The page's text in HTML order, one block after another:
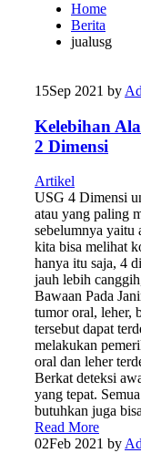
Home
Berita
jualusg
15Sep 2021 by
Kelebihan
2 Dimensi
Artikel
USG 4 Dimensi
atau yang paling
sebelumnya yaitu
kita bisa melihat
hanya itu saja, 4
jauh lebih
Bawaan Pada
tumor oral, leher,
tersebut dapat
melakukan
oral dan leher
Berkat deteksi
yang tepat.
butuhkan juga
Read More
02Feb 2021 by